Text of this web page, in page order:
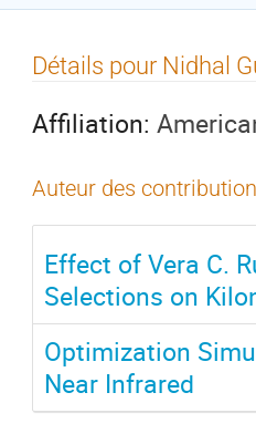
Détails pour Nidhal
Affiliation:
Auteur des
Effect of Vera C.
Selections on
Optimization
Near Infrared